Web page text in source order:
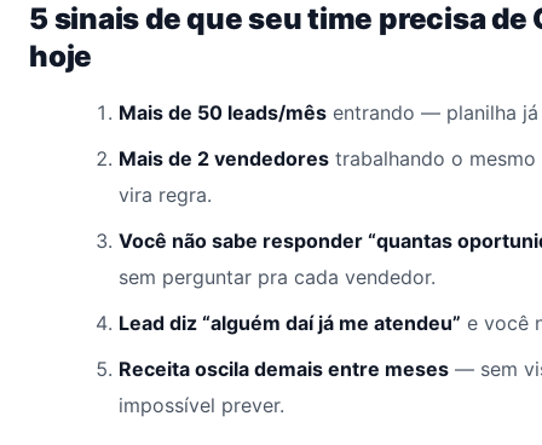
5 sinais de que seu time precisa de
hoje
Mais de 50 leads/mês entrando — planilha
Mais de 2 vendedores trabalhando o
vira regra.
Você não sabe responder “quantas
sem perguntar pra cada vendedor.
Lead diz “alguém daí já me atendeu” e você
Receita oscila demais entre meses — sem
impossível prever.